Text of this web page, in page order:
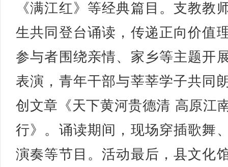
《满江红》等经典篇目。支教教
生共同登台诵读，传递正向价值
参与者围绕亲情、家乡等主题开
表演，青年干部与莘莘学子共同
创文章《天下黄河贵德清 高原江
行》。诵读期间，现场穿插歌舞
演奏等节目。活动最后，县文化